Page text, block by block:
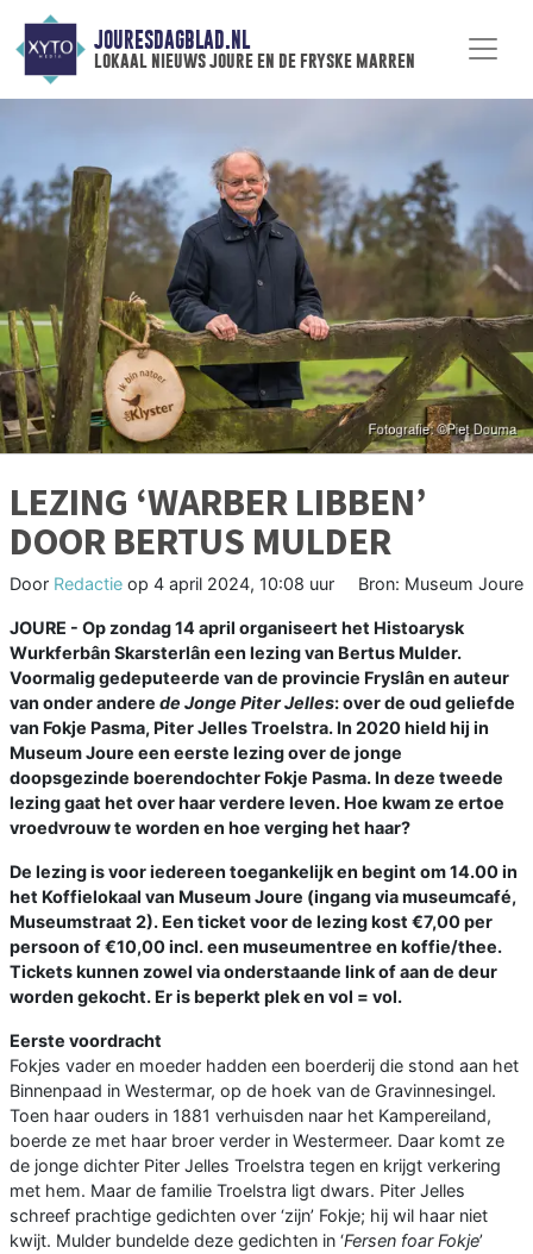
JOURESDAGBLAD.NL
lokaal nieuws joure en de fryske marren
LEZING ‘WARBER LIBBEN’
DOOR BERTUS MULDER
Door Redactie op 4 april 2024, 10:08 uur Bron: Museum Joure
JOURE - Op zondag 14 april organiseert het Histoarysk
Wurkferbân Skarsterlân een lezing van Bertus Mulder.
Voormalig gedeputeerde van de provincie Fryslân en auteur
van onder andere de Jonge Piter Jelles: over de oud geliefde
van Fokje Pasma, Piter Jelles Troelstra. In 2020 hield hij in
Museum Joure een eerste lezing over de jonge
doopsgezinde boerendochter Fokje Pasma. In deze tweede
lezing gaat het over haar verdere leven. Hoe kwam ze ertoe
vroedvrouw te worden en hoe verging het haar?
De lezing is voor iedereen toegankelijk en begint om 14.00 in
het Koffielokaal van Museum Joure (ingang via museumcafé,
Museumstraat 2). Een ticket voor de lezing kost €7,00 per
persoon of €10,00 incl. een museumentree en koffie/thee.
Tickets kunnen zowel via onderstaande link of aan de deur
worden gekocht. Er is beperkt plek en vol = vol.
Eerste voordracht
Fokjes vader en moeder hadden een boerderij die stond aan het
Binnenpaad in Westermar, op de hoek van de Gravinnesingel.
Toen haar ouders in 1881 verhuisden naar het Kampereiland,
boerde ze met haar broer verder in Westermeer. Daar komt ze
de jonge dichter Piter Jelles Troelstra tegen en krijgt verkering
met hem. Maar de familie Troelstra ligt dwars. Piter Jelles
schreef prachtige gedichten over ‘zijn’ Fokje; hij wil haar niet
kwijt. Mulder bundelde deze gedichten in ‘Fersen foar Fokje’